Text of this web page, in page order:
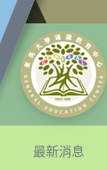
最新消息